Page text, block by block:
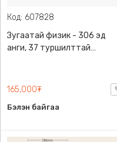
Код: 607828
Зугаатай физик - 306 эд
анги, 37 туршилттай
165,000₮
Бэлэн байгаа